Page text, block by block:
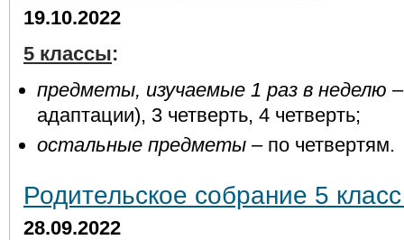
19.10.2022
5 классы:
предметы, изучаемые 1 раз в неделю
адаптации), 3 четверть, 4 четверть;
остальные предметы – по четвертям.
Родительское собрание 5
28.09.2022